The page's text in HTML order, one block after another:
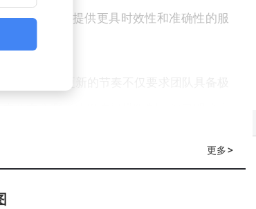
从而为用户提供更具时效性和准确性的服
式转变。
更多>